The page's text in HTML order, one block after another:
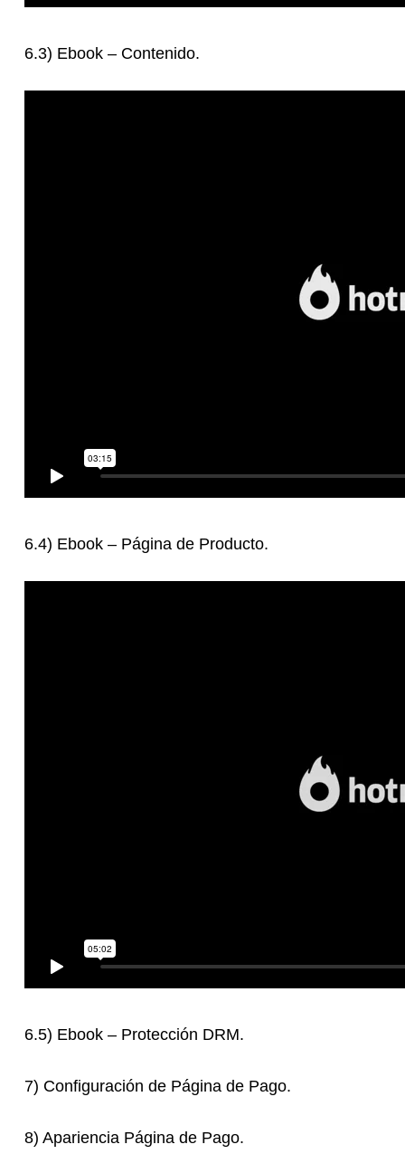
6.3) Ebook – Contenido.
6.4) Ebook – Página de Producto.
6.5) Ebook – Protección DRM.
7) Configuración de Página de Pago.
8) Apariencia Página de Pago.